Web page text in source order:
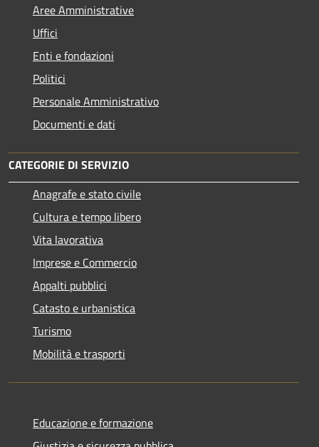
Aree Amministrative
Uffici
Enti e fondazioni
Politici
Personale Amministrativo
Documenti e dati
CATEGORIE DI SERVIZIO
Anagrafe e stato civile
Cultura e tempo libero
Vita lavorativa
Imprese e Commercio
Appalti pubblici
Catasto e urbanistica
Turismo
Mobilità e trasporti
Educazione e formazione